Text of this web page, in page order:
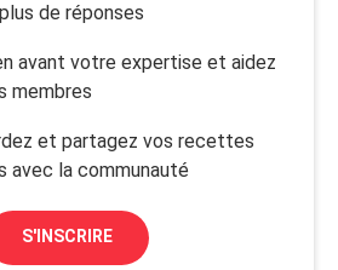
de réponses
avant votre expertise et aidez
membres
et partagez vos recettes
avec la communauté
S'INSCRIRE